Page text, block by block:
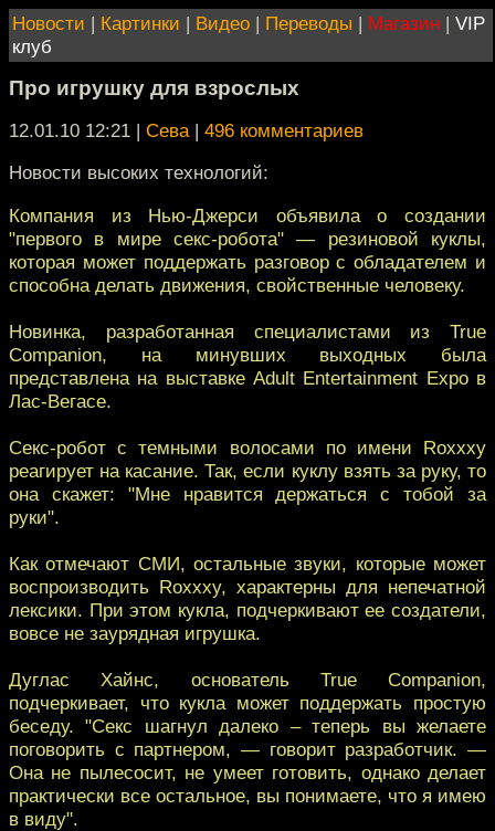
Новости | Картинки | Видео | Переводы | Магазин | VIP
клуб
Про игрушку для взрослых
12.01.10 12:21 | Сева| 496 комментариев
Новости высоких технологий:
Компания из Нью-Джерси объявила о создании
"первого в мире секс-робота" — резиновой куклы,
которая может поддержать разговор с обладателем и
способна делать движения, свойственные человеку.
Новинка, разработанная специалистами из True
Companion, на минувших выходных была
представлена на выставке Adult Entertainment Expo в
Лас-Вегасе.
Секс-робот с темными волосами по имени Roxxxy
реагирует на касание. Так, если куклу взять за руку, то
она скажет: "Мне нравится держаться с тобой за
руки".
Как отмечают СМИ, остальные звуки, которые может
воспроизводить Roxxxy, характерны для непечатной
лексики. При этом кукла, подчеркивают ее создатели,
вовсе не заурядная игрушка.
Дуглас Хайнс, основатель True Companion,
подчеркивает, что кукла может поддержать простую
беседу. "Секс шагнул далеко – теперь вы желаете
поговорить с партнером, — говорит разработчик. —
Она не пылесосит, не умеет готовить, однако делает
практически все остальное, вы понимаете, что я имею
в виду".